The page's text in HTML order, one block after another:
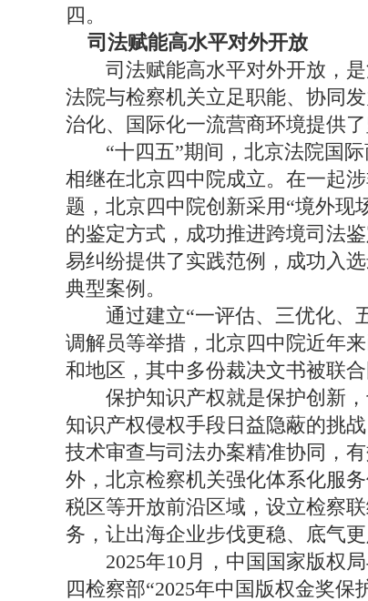
四。
司法赋能高水平对外开放
司法赋能高水平对外开放，是
法院与检察机关立足职能、协同
治化、国际化一流营商环境提供了
“十四五”期间，北京法院国际
相继在北京四中院成立。在一起
题，北京四中院创新采用“境外现
的鉴定方式，成功推进跨境司法
易纠纷提供了实践范例，成功入
典型案例。
通过建立“一评估、三优化、
调解员等举措，北京四中院近年
和地区，其中多份裁决文书被联
保护知识产权就是保护创新，
知识产权侵权手段日益隐蔽的挑
技术审查与司法办案精准协同，
外，北京检察机关强化体系化服
税区等开放前沿区域，设立检察
务，让出海企业步伐更稳、底气更
2025年10月，中国国家版权局
四检察部“2025年中国版权金奖